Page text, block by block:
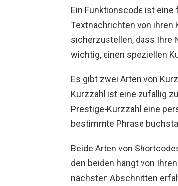
Ein Funktionscode ist
Textnachrichten von ihren
sicherzustellen, dass Ihre
wichtig, einen speziellen
Es gibt zwei Arten von
Kurzzahl ist eine zufällig
Prestige-Kurzzahl eine
bestimmte Phrase
Beide Arten von
den beiden hängt von
nächsten Abschnitten